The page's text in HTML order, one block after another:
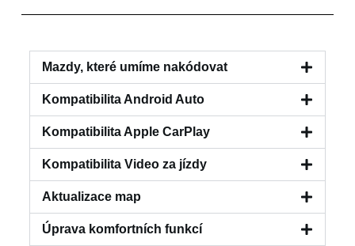
Mazdy, které umíme nakódovat
Kompatibilita Android Auto
Kompatibilita Apple CarPlay
Kompatibilita Video za jízdy
Aktualizace map
Úprava komfortních funkcí